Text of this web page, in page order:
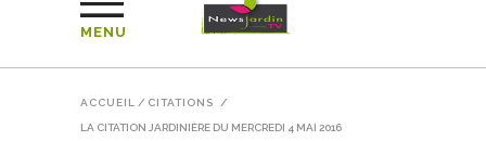
MENU
ACCUEIL / CITATIONS /
LA CITATION JARDINIÈRE DU MERCREDI 4 MAI 2016